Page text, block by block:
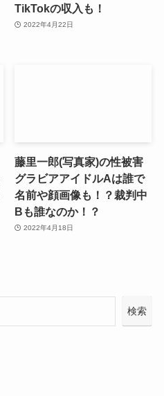
TikTokの収入も！
2022年4月22日
藤里一郎(写真家)の性被害
グラビアアイドルAは誰で
名前や顔画像も！？裁判中
Bも誰なのか！？
2022年4月18日
検索